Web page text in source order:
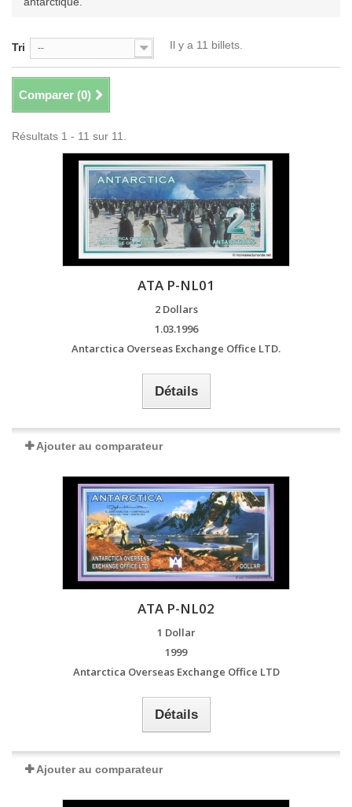
Tri -- Il y a 11 billets.
Comparer (0)
Résultats 1 - 11 sur 11.
ATA P-NL01
2 Dollars
1.03.1996
Antarctica Overseas Exchange Office LTD.
Détails
Ajouter au comparateur
ATA P-NL02
1 Dollar
1999
Antarctica Overseas Exchange Office LTD
Détails
Ajouter au comparateur